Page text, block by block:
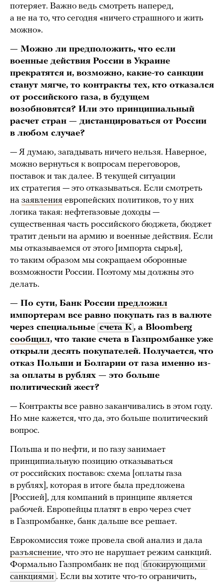
потеряет. Важно ведь смотреть наперед,
а не на то, что сегодня «ничего страшного и жить
можно».
— Можно ли предположить, что если
военные действия России в Украине
прекратятся и, возможно, какие-то санкции
станут мягче, то контракты тех, кто отказался
от российского газа, в будущем
возобновятся? Или это принципиальный
расчет стран — дистанцироваться от России
в любом случае?
— Я думаю, загадывать ничего нельзя. Наверное,
можно вернуться к вопросам переговоров,
поставок и так далее. В текущей ситуации
их стратегия — это отказываться. Если смотреть
на заявления европейских политиков, то у них
логика такая: нефтегазовые доходы —
существенная часть российского бюджета, бюджет
тратит деньги на армию и военные действия. Если
мы отказываемся от этого [импорта сырья],
то таким образом мы сокращаем оборонные
возможности России. Поэтому мы должны это
делать.
— По сути, Банк России предложил
импортерам все равно покупать газ в валюте
через специальные счета К , а Bloomberg
сообщил, что такие счета в Газпромбанке уже
открыли десять покупателей. Получается, что
отказ Польши и Болгарии от газа именно из-
за оплаты в рублях — это больше
политический жест?
— Контракты все равно заканчивались в этом году.
Но мне кажется, что да, это больше политический
вопрос.
Польша и по нефти, и по газу занимает
принципиальную позицию отказываться
от российских поставок: схема [оплаты газа
в рублях], которая в итоге была предложена
[Россией], для компаний в принципе является
рабочей. Европейцы платят в евро через счет
в Газпромбанке, банк дальше все решает.
Еврокомиссия тоже провела свой анализ и дала
разъяснение, что это не нарушает режим санкций.
Формально Газпромбанк не под блокирующими
санкциями . Если вы хотите что-то ограничить,